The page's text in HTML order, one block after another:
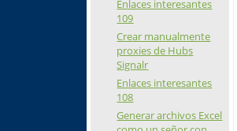
Enlaces interesantes
109
Crear manualmente
proxies de Hubs
Signalr
Enlaces interesantes
108
Generar archivos Excel